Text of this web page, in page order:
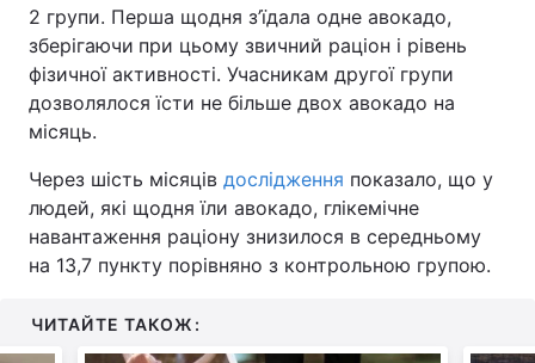
2 групи. Перша щодня з’їдала одне авокадо,
зберігаючи при цьому звичний раціон і рівень
фізичної активності. Учасникам другої групи
дозволялося їсти не більше двох авокадо на
місяць.
Через шість місяців дослідження показало, що у
людей, які щодня їли авокадо, глікемічне
навантаження раціону знизилося в середньому
на 13,7 пункту порівняно з контрольною групою.
ЧИТАЙТЕ ТАКОЖ: